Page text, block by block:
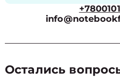
Остались